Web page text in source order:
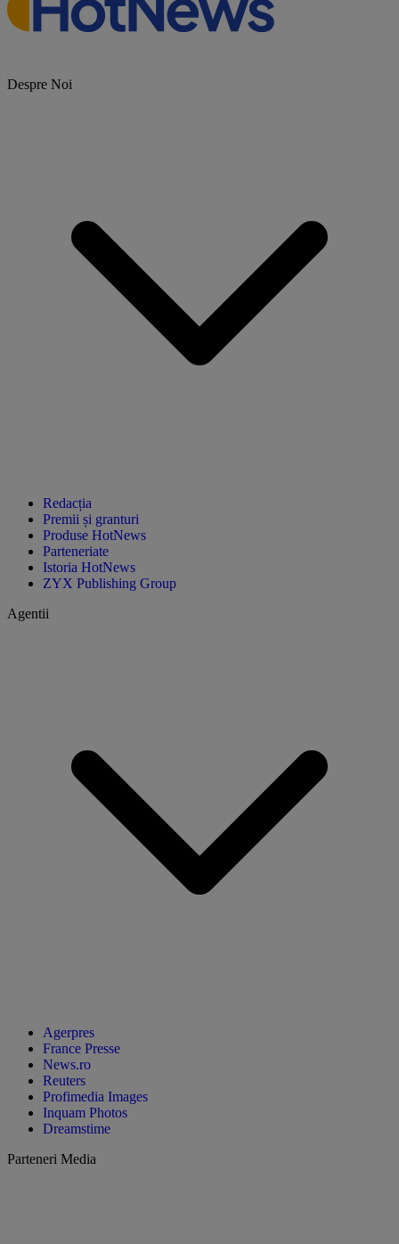
Despre Noi
Redacția
Premii și granturi
Produse HotNews
Parteneriate
Istoria HotNews
ZYX Publishing Group
Agentii
Agerpres
France Presse
News.ro
Reuters
Profimedia Images
Inquam Photos
Dreamstime
Parteneri Media